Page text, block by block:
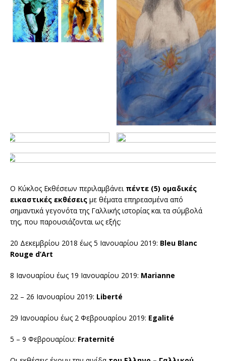
Ο Κύκλος Εκθέσεων περιλαμβάνει πέντε (5) ομαδικές
εικαστικές εκθέσεις με θέματα επηρεασμένα από
σημαντικά γεγονότα της Γαλλικής ιστορίας και τα σύμβολά
της, που παρουσιάζονται ως εξής:
20 Δεκεμβρίου 2018 έως 5 Ιανουαρίου 2019: Bleu Blanc
Rouge d’Art
8 Ιανουαρίου έως 19 Ιανουαρίου 2019: Marianne
22 – 26 Ιανουαρίου 2019: Liberté
29 Ιανουαρίου έως 2 Φεβρουαρίου 2019: Egalité
5 – 9 Φεβρουαρίου: Fraternité